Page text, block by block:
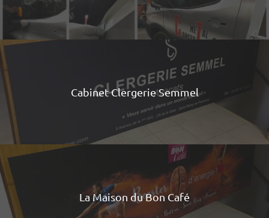
Cabinet Clergerie Semmel
La Maison du Bon Café